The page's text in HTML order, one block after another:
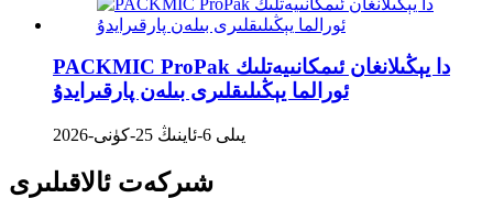
PACKMIC ProPak دا يېڭىلانغان ئىمكانىيەتلىك
ئورالما يېڭىلىقلىرى بىلەن پارقىرايدۇ
2026-يىلى 6-ئاينىڭ 25-كۈنى
شىركەت ئالاقىلىرى